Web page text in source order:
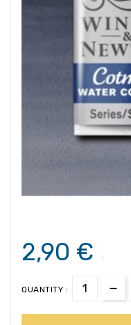
2,90 € .
QUANTITY :